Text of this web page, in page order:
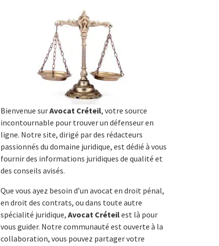
Bienvenue surAvocat Créteil, votre source
incontournable pour trouver un défenseur en
ligne. Notre site, dirigé par des rédacteurs
passionnés du domaine juridique, est dédié à vous
fournir des informations juridiques de qualité et
des conseils avisés.
Que vous ayez besoin d’un avocat en droit pénal,
en droit des contrats, ou dans toute autre
spécialité juridique, Avocat Créteilest là pour
vous guider. Notre communauté est ouverte à la
collaboration, vous pouvez partager votre